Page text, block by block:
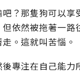
？那隻狗可以
依然被拖著一
。這就叫苦惱。
專注在自己能